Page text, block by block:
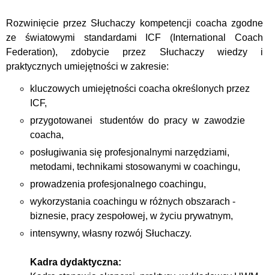
Rozwinięcie przez Słuchaczy kompetencji coacha zgodne
ze światowymi standardami ICF (International Coach
Federation), zdobycie przez Słuchaczy wiedzy i
praktycznych umiejętności w zakresie:
kluczowych umiejętności coacha określonych przez
ICF,
przygotowanei studentów do pracy w zawodzie
coacha,
posługiwania się profesjonalnymi narzędziami,
metodami, technikami stosowanymi w coachingu,
prowadzenia profesjonalnego coachingu,
wykorzystania coachingu w różnych obszarach -
biznesie, pracy zespołowej, w życiu prywatnym,
intensywny, własny rozwój Słuchaczy.
Kadra dydaktyczna: